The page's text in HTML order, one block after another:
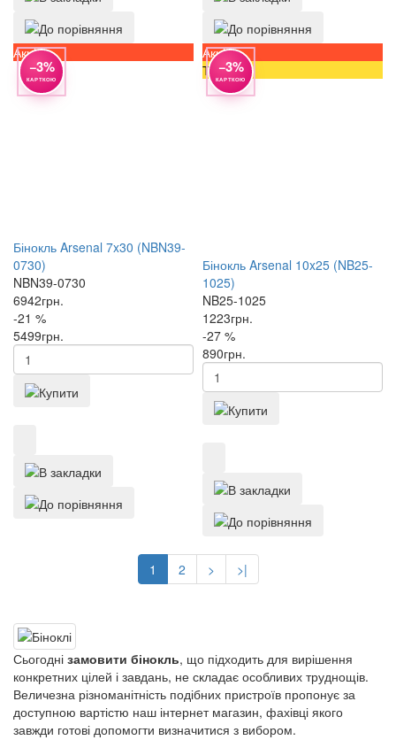
Акція
−3%
КАРТКОЮ
Бінокль Arsenal 7x30 (NBN39-
0730)
NBN39-0730
6942грн.
-21 %
5499грн.
Акція
Топ−3%
КАРТКОЮ
Бінокль Arsenal 10x25 (NB25-
1025)
NB25-1025
1223грн.
-27 %
890грн.
1 2 > >|
Сьогодні замовити бінокль, що підходить для вирішення
конкретних цілей і завдань, не складає особливих труднощів.
Величезна різноманітність подібних пристроїв пропонує за
доступною вартістю наш інтернет магазин, фахівці якого
завжди готові допомогти визначитися з вибором.